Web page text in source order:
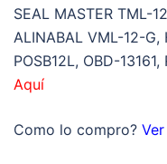
SEAL MASTER TML-
ALINABAL VML-12-G,
POSB12L, OBD-
Aquí
Como lo compro?